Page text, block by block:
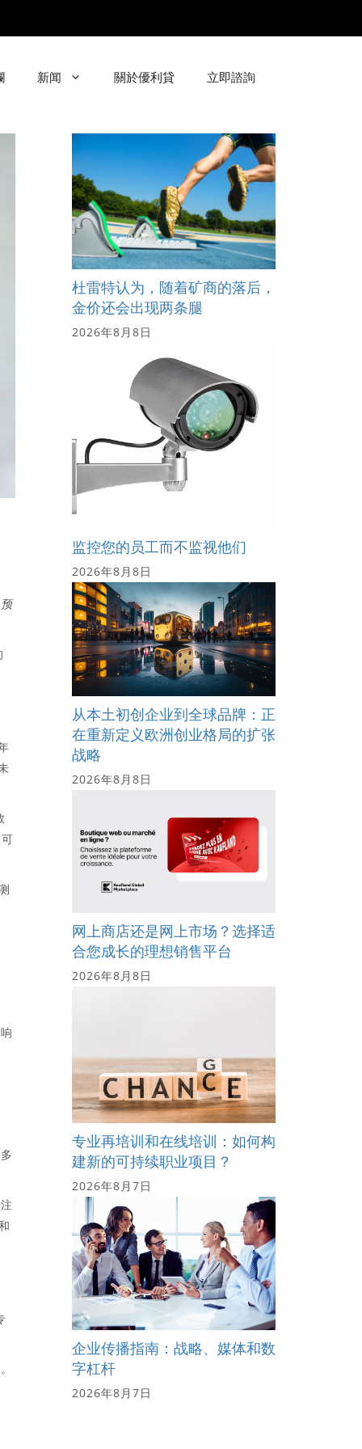
新闻 關於優利貸 立即諮詢
杜雷特认为，随着矿商的落后，
金价还会出现两条腿
2026年8月8日
监控您的员工而不监视他们
2026年8月8日
从本土初创企业到全球品牌：正
在重新定义欧洲创业格局的扩张
战略
2026年8月8日
网上商店还是网上市场？选择适
合您成长的理想销售平台
2026年8月8日
专业再培训和在线培训：如何构
建新的可持续职业项目？
2026年8月7日
企业传播指南：战略、媒体和数
字杠杆
2026年8月7日